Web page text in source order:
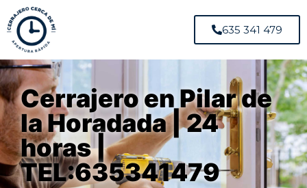
635 341 479
Cerrajero en Pilar de
la Horadada | 24
horas |
TEL:635341479